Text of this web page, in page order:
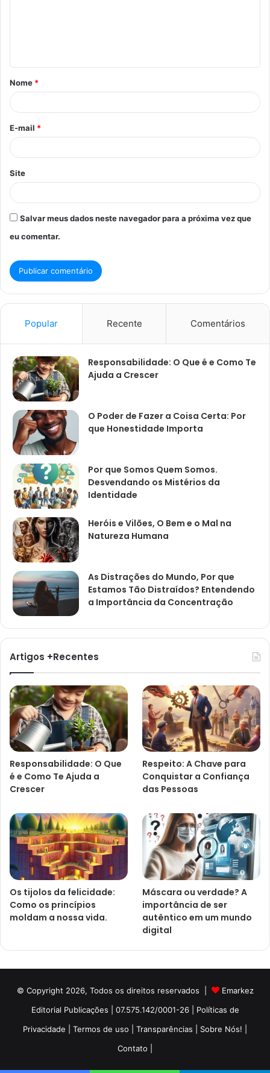
á
r
*
Nome *
E-mail *
Site
Salvar meus dados neste navegador para a próxima vez que
eu comentar.
Popular Recente Comentários
Responsabilidade: O Que é e Como Te
Ajuda a Crescer
O Poder de Fazer a Coisa Certa: Por
que Honestidade Importa
Por que Somos Quem Somos.
Desvendando os Mistérios da
Identidade
Heróis e Vilões, O Bem e o Mal na
Natureza Humana
As Distrações do Mundo, Por que
Estamos Tão Distraídos? Entendendo
a Importância da Concentração
Artigos +Recentes
Responsabilidade: O Que
é e Como Te Ajuda a
Crescer
Respeito: A Chave para
Conquistar a Confiança
das Pessoas
Os tijolos da felicidade:
Como os princípios
moldam a nossa vida.
Máscara ou verdade? A
importância de ser
autêntico em um mundo
digital
© Copyright 2026, Todos os direitos reservados |
Emarkez
Editorial Publicações | 07.575.142/0001-26
| Políticas de
Privacidade
| Termos de uso | Transparências
| Sobre Nós! |
Contato |